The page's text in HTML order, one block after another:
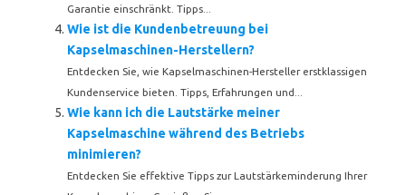
Garantie einschränkt. Tipps...
Wie ist die Kundenbetreuung bei
Kapselmaschinen-Herstellern?
Entdecken Sie, wie Kapselmaschinen-Hersteller erstklassigen
Kundenservice bieten. Tipps, Erfahrungen und...
Wie kann ich die Lautstärke meiner
Kapselmaschine während des Betriebs
minimieren?
Entdecken Sie effektive Tipps zur Lautstärkeminderung Ihrer